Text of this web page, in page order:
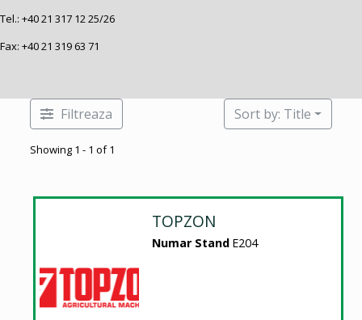
Tel.: +40 21 317 12 25/26
Fax: +40 21 319 63 71
Filtreaza
Showing 1 - 1 of 1
Sort by: Title
TOPZON
Numar Stand E204